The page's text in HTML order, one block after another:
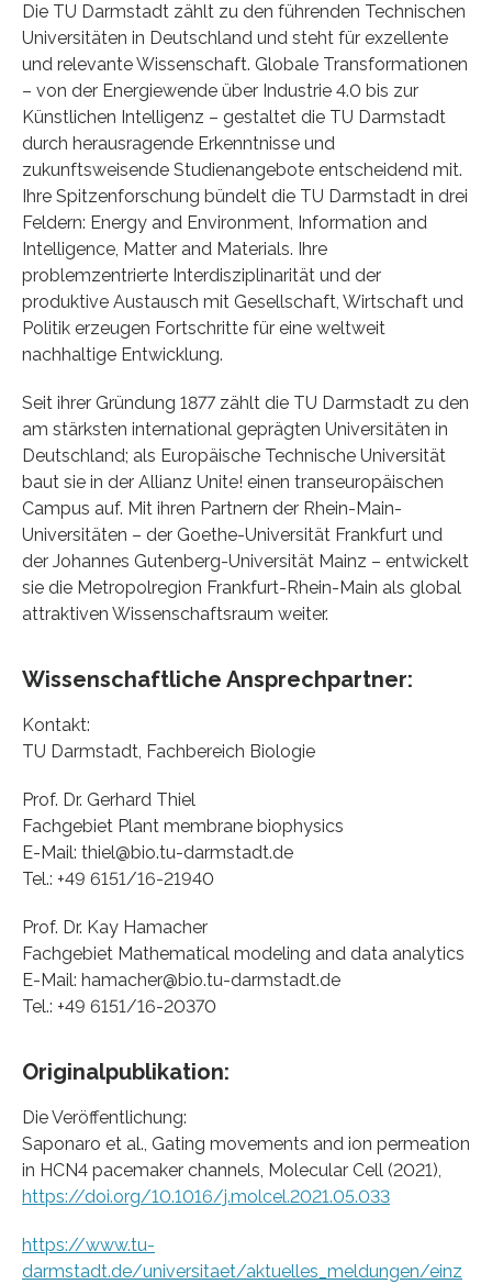
Die TU Darmstadt zählt zu den führenden Technischen
Universitäten in Deutschland und steht für exzellente
und relevante Wissenschaft. Globale Transformationen
– von der Energiewende über Industrie 4.0 bis zur
Künstlichen Intelligenz – gestaltet die TU Darmstadt
durch herausragende Erkenntnisse und
zukunftsweisende Studienangebote entscheidend mit.
Ihre Spitzenforschung bündelt die TU Darmstadt in drei
Feldern: Energy and Environment, Information and
Intelligence, Matter and Materials. Ihre
problemzentrierte Interdisziplinarität und der
produktive Austausch mit Gesellschaft, Wirtschaft und
Politik erzeugen Fortschritte für eine weltweit
nachhaltige Entwicklung.
Seit ihrer Gründung 1877 zählt die TU Darmstadt zu den
am stärksten international geprägten Universitäten in
Deutschland; als Europäische Technische Universität
baut sie in der Allianz Unite! einen transeuropäischen
Campus auf. Mit ihren Partnern der Rhein-Main-
Universitäten – der Goethe-Universität Frankfurt und
der Johannes Gutenberg-Universität Mainz – entwickelt
sie die Metropolregion Frankfurt-Rhein-Main als global
attraktiven Wissenschaftsraum weiter.
Wissenschaftliche Ansprechpartner:
Kontakt:
TU Darmstadt, Fachbereich Biologie
Prof. Dr. Gerhard Thiel
Fachgebiet Plant membrane biophysics
E-Mail: thiel@bio.tu-darmstadt.de
Tel.: +49 6151/16-21940
Prof. Dr. Kay Hamacher
Fachgebiet Mathematical modeling and data analytics
E-Mail: hamacher@bio.tu-darmstadt.de
Tel.: +49 6151/16-20370
Originalpublikation:
Die Veröffentlichung:
Saponaro et al., Gating movements and ion permeation
in HCN4 pacemaker channels, Molecular Cell (2021),
https://doi.org/10.1016/j.molcel.2021.05.033
https://www.tu-
darmstadt.de/universitaet/aktuelles_meldungen/einz